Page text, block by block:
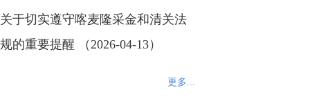
关于切实遵守喀麦隆采金和清关法
规的重要提醒 （2026-04-13）
更多...